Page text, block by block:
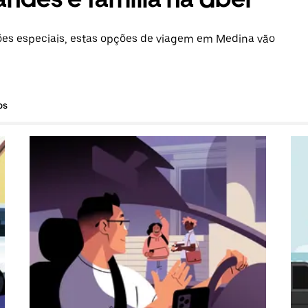
especiais, estas opções de viagem em Medina vão